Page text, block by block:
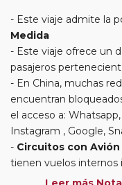
Este viaje admite la
Medida
Este viaje ofrece un
pasajeros
En China, muchas
encuentran
el acceso a:
Instagram , Google,
Circuitos con
tienen vuelos internos
poder emitir billetes.